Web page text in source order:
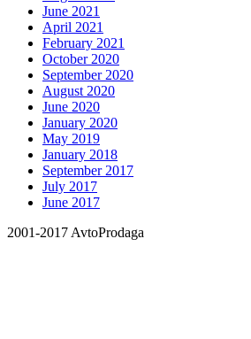
June 2021
April 2021
February 2021
October 2020
September 2020
August 2020
June 2020
January 2020
May 2019
January 2018
September 2017
July 2017
June 2017
2001-2017 AvtoProdaga